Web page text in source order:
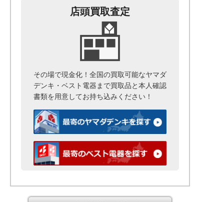
店頭買取査定
その場で現金化！全国の買取可能なヤマダ
デンキ・ベスト電器まで買取品と本人確認
書類を用意してお持ち込みください！